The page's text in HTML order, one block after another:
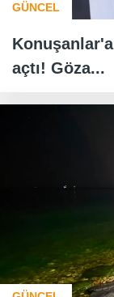
GÜNCEL
açtı! Göza...